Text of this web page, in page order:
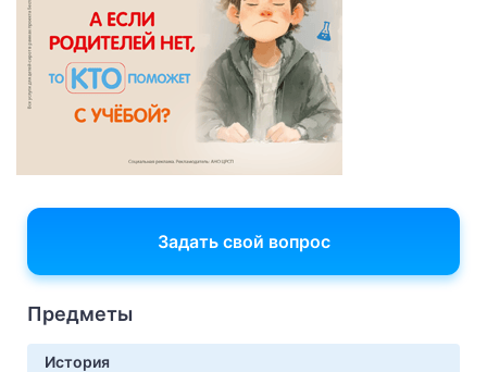
Задать свой вопрос
Предметы
История